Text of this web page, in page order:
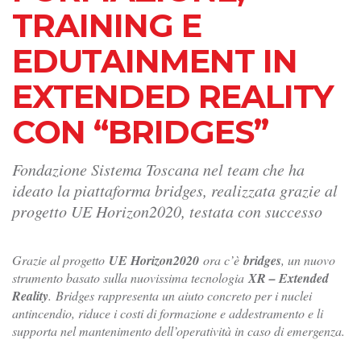
TRAINING E
EDUTAINMENT IN
EXTENDED REALITY
CON “BRIDGES”
Fondazione Sistema Toscana nel team che ha
ideato la piattaforma bridges, realizzata grazie al
progetto UE Horizon2020, testata con successo
Grazie al progetto UE Horizon2020 ora c’è bridges, un nuovo
strumento basato sulla nuovissima tecnologia XR – Extended
Reality. Bridges rappresenta un aiuto concreto per i nuclei
antincendio, riduce i costi di formazione e addestramento e li
supporta nel mantenimento dell’operatività in caso di emergenza.